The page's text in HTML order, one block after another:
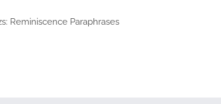
Reminiscence Paraphrases